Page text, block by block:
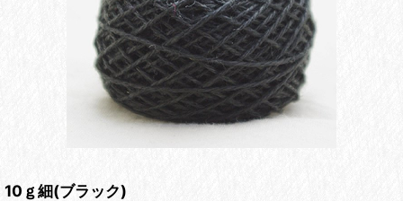
10ｇ細(ブラック)